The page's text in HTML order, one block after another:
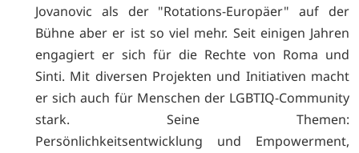
Jovanovic als der "Rotations-Europäer" auf der
Bühne aber er ist so viel mehr. Seit einigen Jahren
engagiert er sich für die Rechte von Roma und
Sinti. Mit diversen Projekten und Initiativen macht
er sich auch für Menschen der LGBTIQ-Community
stark. Seine Themen:
Persönlichkeitsentwicklung und Empowerment,